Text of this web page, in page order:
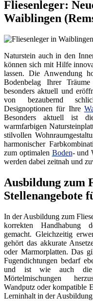
Fliesenleger:
Waiblingen
Naturstein auch in den
können sich mit Hilfe
lassen. Die Anwendung
Bodenbelag Ihrer
besonders aktuell und
von bezaubernd
Designoptionen für Ihre
Besonders aktuell ist
warmfarbigen
stilvollen
harmonischer
zum optimalen Boden- und
werden dabei zeitnah und
Ausbildung zum
Stellenangebote
In der Ausbildung zum
korrekten Handhabung
gemacht. Gleichzeitig
gehört das akkurate
oder Marmorplatten. Das
Fugendichtungen bedarf
und ist wie auch die
Mörtelmischungen
Wandputz oder kompatible
Lerninhalt in der